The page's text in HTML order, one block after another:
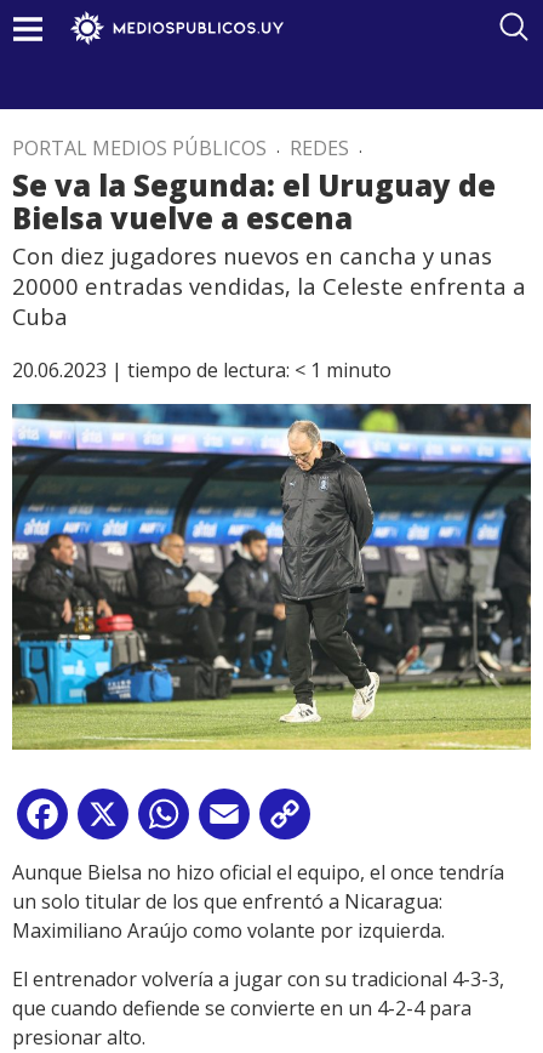
PORTAL MEDIOS PÚBLICOS . REDES .
Se va la Segunda: el Uruguay de
Bielsa vuelve a escena
Con diez jugadores nuevos en cancha y unas
20000 entradas vendidas, la Celeste enfrenta a
Cuba
20.06.2023 | tiempo de lectura: < 1 minuto
Facebook
X WhatsApp
Email
Link
Aunque Bielsa no hizo oficial el equipo, el once tendría
un solo titular de los que enfrentó a Nicaragua:
Maximiliano Araújo como volante por izquierda.
El entrenador volvería a jugar con su tradicional 4-3-3,
que cuando defiende se convierte en un 4-2-4 para
presionar alto.